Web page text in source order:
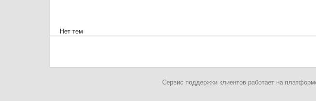
Нет тем
Сервис поддержки клиентов работает на